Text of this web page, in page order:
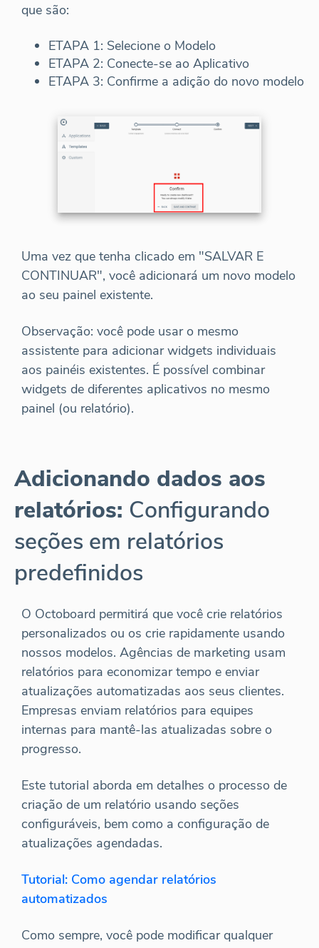
que são:
ETAPA 1: Selecione o Modelo
ETAPA 2: Conecte-se ao Aplicativo
ETAPA 3: Confirme a adição do novo modelo
Uma vez que tenha clicado em "SALVAR E
CONTINUAR", você adicionará um novo modelo
ao seu painel existente.
Observação: você pode usar o mesmo
assistente para adicionar widgets individuais
aos painéis existentes. É possível combinar
widgets de diferentes aplicativos no mesmo
painel (ou relatório).
Adicionando dados aos
relatórios: Configurando
seções em relatórios
predefinidos
O Octoboard permitirá que você crie relatórios
personalizados ou os crie rapidamente usando
nossos modelos. Agências de marketing usam
relatórios para economizar tempo e enviar
atualizações automatizadas aos seus clientes.
Empresas enviam relatórios para equipes
internas para mantê-las atualizadas sobre o
progresso.
Este tutorial aborda em detalhes o processo de
criação de um relatório usando seções
configuráveis, bem como a configuração de
atualizações agendadas.
Tutorial: Como agendar relatórios
automatizados
Como sempre, você pode modificar qualquer